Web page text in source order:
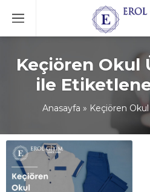
Keçiören Okul
ile
Anasayfa » Keçiören